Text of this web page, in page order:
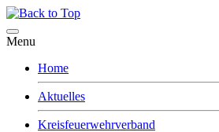
Menu
Home
Aktuelles
Kreisfeuerwehrverband